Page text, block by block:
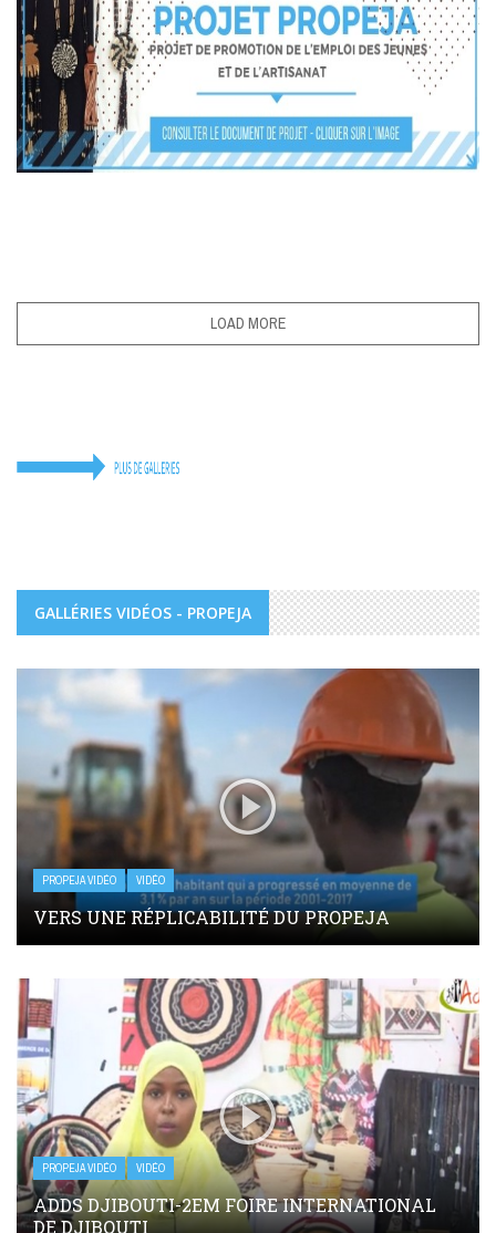
LOAD MORE
GALLÉRIES VIDÉOS - PROPEJA
PROPEJA VIDÉO VIDÉO
VERS UNE RÉPLICABILITÉ DU PROPEJA
PROPEJA VIDÉO VIDÉO
ADDS DJIBOUTI-2EM FOIRE INTERNATIONAL
DE DJIBOUTI